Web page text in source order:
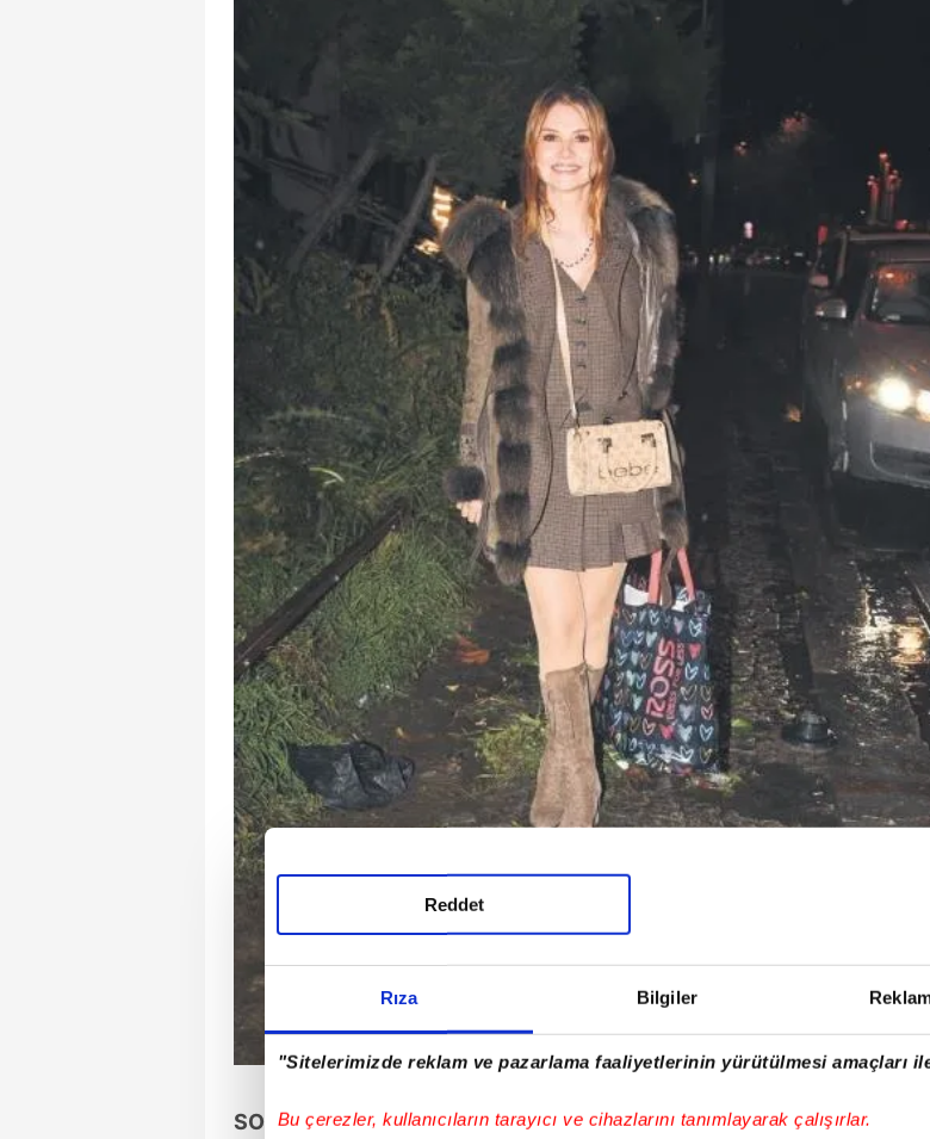
Rıza Bilgiler
"Sitelerimizde reklam ve pazarlama faaliyetlerinin yürütülmesi amaçları
Bu çerezler, kullanıcıların tarayıcı ve cihazlarını tanımlayarak çalışırlar.
Reddet
SOĞUK SAVAŞ